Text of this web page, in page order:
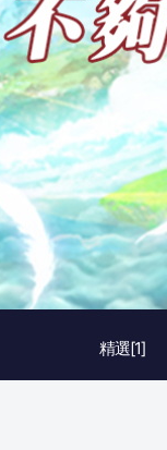
精選[1]